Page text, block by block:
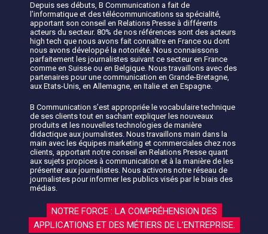
Depuis ses débuts, B Communication a fait de
l’informatique et des télécommunications sa spécialité,
apportant son conseil en Relations Presse à différents
acteurs du secteur. 80% de nos références sont des acteurs
high tech que nous avons fait connaître en France ou dont
nous avons développé la notoriété. Nous connaissons
parfaitement les journalistes suivant ce secteur en France
comme en Suisse ou en Belgique. Nous travaillons avec des
partenaires pour une communication en Grande-Bretagne,
aux Etats-Unis, en Allemagne, en Italie et en Espagne.
B Communication s’est appropriée le vocabulaire technique
de ses clients tout en sachant expliquer les nouveaux
produits et les nouvelles technologies de manière
didactique aux journalistes. Nous travaillons main dans la
main avec les équipes marketing et commerciales chez nos
clients, apportant notre conseil en Relations Presse quant
aux sujets propices à communication et à la manière de les
présenter aux journalistes. Nous activons notre réseau de
journalistes pour informer les publics visés par le biais des
médias.
NOTRE FORCE : LA COMPRÉHENSION DES
APPLICATIONS ET DES MÉTIERS DE L’ENTREPRISE.